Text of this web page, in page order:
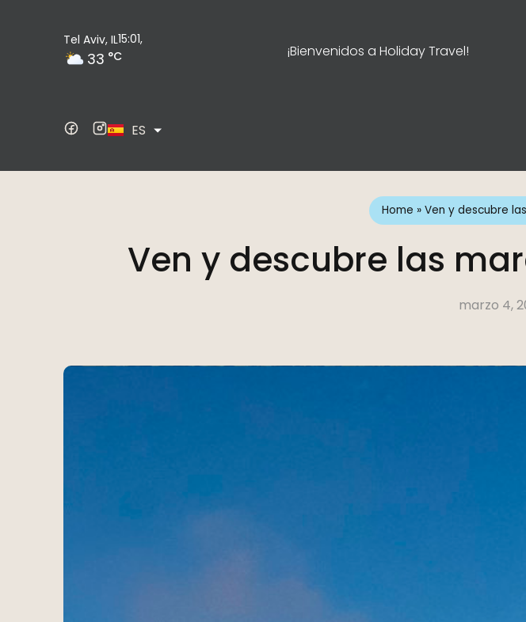
Tel Aviv, IL15:01,
33 °C ¡Bienvenidos a Holiday Travel!
ESDE
Home » Ven y descubre
Ven y descubre las
marzo 4,